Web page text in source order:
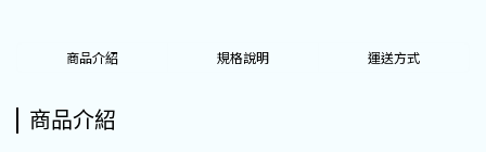
商品介紹 規格說明 運送方式
商品介紹